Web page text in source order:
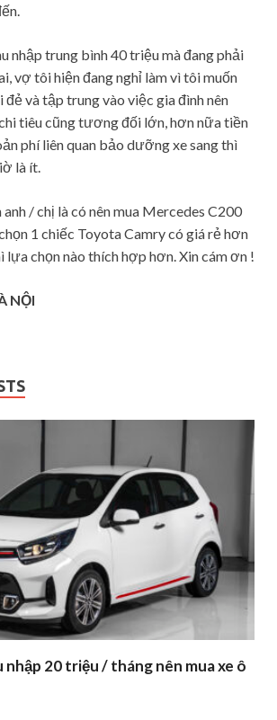
nhập trung bình 40 triệu mà đang phải
vợ tôi hiện đang nghỉ làm vì tôi muốn
và tập trung vào việc gia đình nên
tiêu cũng tương đối lớn, hơn nữa tiền
phí liên quan bảo dưỡng xe sang thì
là ít.
/ chị là có nên mua Mercedes C200
1 chiếc Toyota Camry có giá rẻ hơn
lựa chọn nào thích hợp hơn. Xin cám ơn !
NỘI
nhập 20 triệu / tháng nên mua xe ô